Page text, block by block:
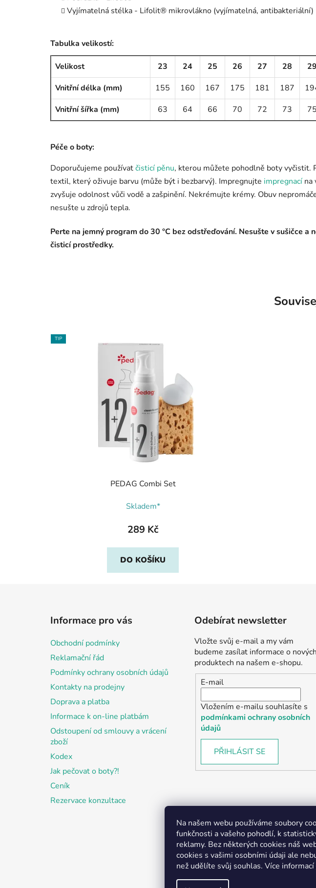
Na našem webu používáme soubory
funkčnosti a vašeho pohodlí, k
reklamy. Bez některých cookies náš
cookies s vašimi osobními údaji ale
než udělíte svůj souhlas. Více informací
Vyjímatelná stélka - Lifolit® mikrovlákno (vyjímatelná, antibakteriální)
Tabulka velikostí:
Velikost 23 24 25 26 27 28 29
Vnitřní délka (mm)
155 160 167 175 181 187
Vnitřní šířka (mm)
63 64 66 70 72 73 75
Péče o boty:
Doporučujeme používatčisticí pěnu, kterou můžete pohodlně boty vyčistit.
textil, který oživuje barvu (může být i bezbarvý). Impregnujte impregnací na
zvyšuje odolnost vůči vodě a zašpinění. Nekrémujte krémy. Obuv
nesušte u zdrojů tepla.
Perte na jemný program do 30 °C bez odstřeďování. Nesušte v sušičce a
čisticí prostředky.
TIP
PEDAG Combi Set
Skladem*
289 Kč
DO KOŠÍKU
Informace pro vás
Obchodní podmínky
Reklamační řád
Podmínky ochrany osobních údajů
Kontakty na prodejny
Doprava a platba
Informace k on-line platbám
Odstoupení od smlouvy a vrácení
zboží
Kodex
Jak pečovat o boty?!
Ceník
Rezervace konzultace
Odebírat newsletter
Vložte svůj e-mail a my vám
budeme zasílat informace o nových
produktech na našem e-shopu.
E-mail
Vložením e-mailu souhlasíte s
podmínkami ochrany osobních
údajů
PŘIHLÁSIT SE
Partnerská